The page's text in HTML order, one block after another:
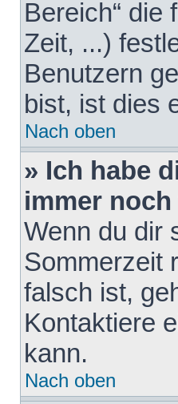
Bereich“ die
Zeit, ...)
Benutzern
bist, ist dies
Nach oben
» Ich habe
immer
Wenn du dir
Sommerzeit
falsch ist,
Kontaktiere
kann.
Nach oben